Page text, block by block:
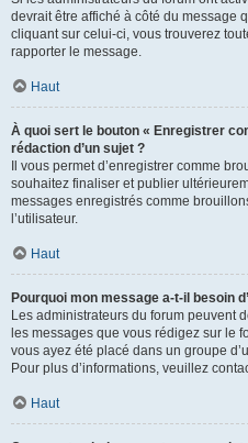
devrait être affiché à côté du message
cliquant sur celui-ci, vous trouverez
rapporter le message.
Haut
À quoi sert le bouton « Enregistrer
rédaction d’un sujet ?
Il vous permet d’enregistrer comme
souhaitez finaliser et publier
messages enregistrés comme
l’utilisateur.
Haut
Pourquoi mon message a-t-il besoin
Les administrateurs du forum peuvent
les messages que vous rédigez sur le
vous ayez été placé dans un groupe
Pour plus d’informations, veuillez
Haut